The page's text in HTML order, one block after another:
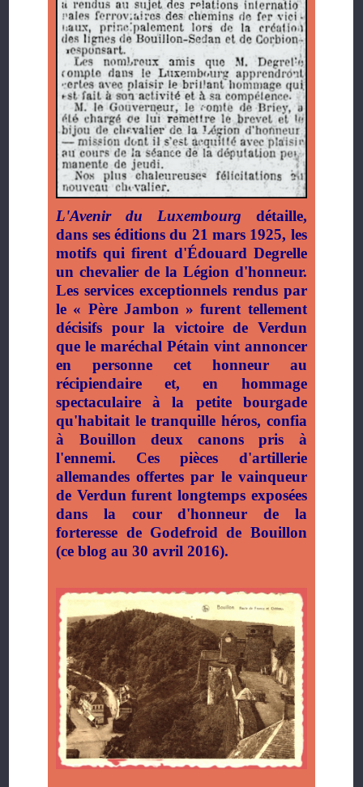
L'Avenir du Luxembourg détaille,
dans ses éditions du 21 mars 1925, les
motifs qui firent d'Édouard Degrelle
un chevalier de la Légion d'honneur.
Les services exceptionnels rendus par
le « Père Jambon » furent tellement
décisifs pour la victoire de Verdun
que le maréchal Pétain vint annoncer
en personne cet honneur au
récipiendaire et, en hommage
spectaculaire à la petite bourgade
qu'habitait le tranquille héros, confia
à Bouillon deux canons pris à
l'ennemi. Ces pièces d'artillerie
allemandes offertes par le vainqueur
de Verdun furent longtemps exposées
dans la cour d'honneur de la
forteresse de Godefroid de Bouillon
(ce blog au 30 avril 2016).